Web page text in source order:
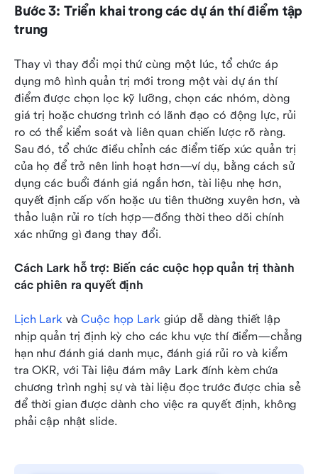
Bước 3: Triển khai trong các dự án thí điểm tập
trung
Thay vì thay đổi mọi thứ cùng một lúc, tổ chức áp
dụng mô hình quản trị mới trong một vài dự án thí
điểm được chọn lọc kỹ lưỡng, chọn các nhóm, dòng
giá trị hoặc chương trình có lãnh đạo có động lực, rủi
ro có thể kiểm soát và liên quan chiến lược rõ ràng.
Sau đó, tổ chức điều chỉnh các điểm tiếp xúc quản trị
của họ để trở nên linh hoạt hơn—ví dụ, bằng cách sử
dụng các buổi đánh giá ngắn hơn, tài liệu nhẹ hơn,
quyết định cấp vốn hoặc ưu tiên thường xuyên hơn, và
thảo luận rủi ro tích hợp—đồng thời theo dõi chính
xác những gì đang thay đổi.
Cách Lark hỗ trợ: Biến các cuộc họp quản trị thành
các phiên ra quyết định
Lịch Lark và Cuộc họp Lark giúp dễ dàng thiết lập
nhịp quản trị định kỳ cho các khu vực thí điểm—chẳng
hạn như đánh giá danh mục, đánh giá rủi ro và kiểm
tra OKR, với Tài liệu đám mây Lark đính kèm chứa
chương trình nghị sự và tài liệu đọc trước được chia sẻ
để thời gian được dành cho việc ra quyết định, không
phải cập nhật slide.